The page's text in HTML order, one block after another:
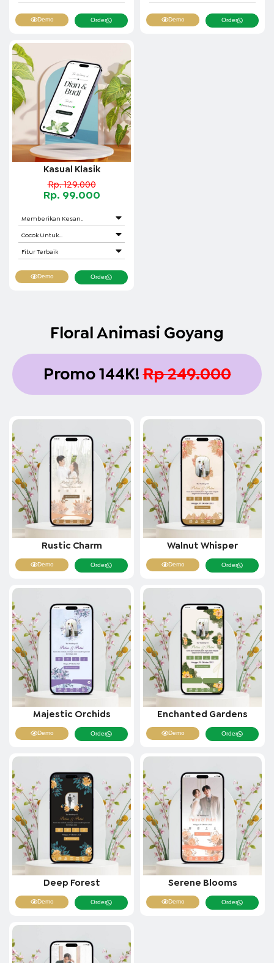
Demo Order Demo Order
Kasual Klasik
Rp. 129.000
Rp. 99.000
Memberikan Kesan..
Cocok Untuk...
Fitur Terbaik
Demo Order
Floral Animasi Goyang
Promo 144K!Rp 249.000
Rustic Charm
Demo Order
Walnut Whisper
Demo Order
Majestic Orchids
Demo Order
Enchanted Gardens
Demo Order
Deep Forest
Demo Order
Serene Blooms
Demo Order